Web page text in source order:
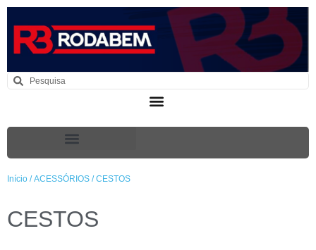
Início /ACESSÓRIOS / CESTOS
CESTOS